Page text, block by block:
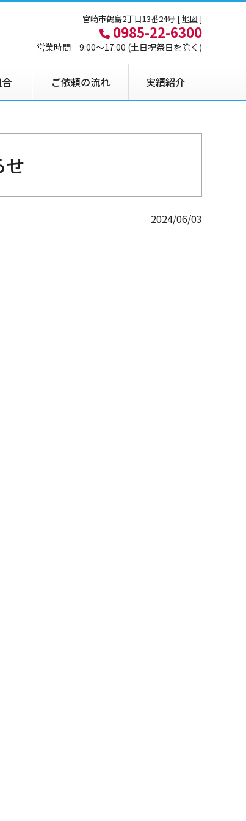
宮崎市鶴島2丁目13番24号 [地図 ]
0985-22-6300
営業時間 9:00〜17:00 (土日祝祭日を除く)
ご依頼の流れ 実績紹介
せ
2024/06/03